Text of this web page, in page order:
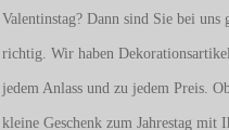
Valentinstag? Dann sind Sie bei uns
richtig. Wir haben
jedem Anlass und zu jedem Preis.
kleine Geschenk zum Jahrestag mit